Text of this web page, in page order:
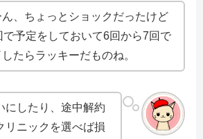
ん、ちょっとショックだったけど
で予定をしておいて6回から7回で
たらラッキーだものね。
にしたり、途中解約
リニックを選べば損